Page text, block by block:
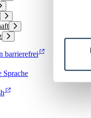
barrierefrei
Sprache
Gebärdensprache